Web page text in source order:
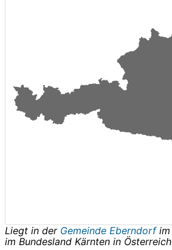
Liegt in der Gemeinde Eberndorf im
im Bundesland Kärnten in Österreich